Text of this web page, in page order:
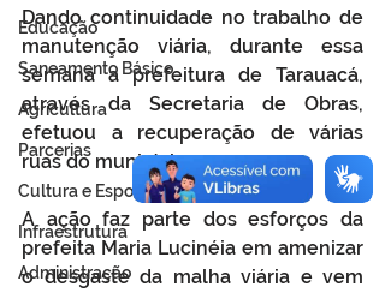
Educação
Saneamento Básico
Agricultura
Parcerias
Cultura e Esporte
Infraestrutura
Administração
Dando continuidade no trabalho de
manutenção viária, durante essa
semana a prefeitura de Tarauacá,
através da Secretaria de Obras,
efetuou a recuperação de várias
ruas do município.
A ação faz parte dos esforços da
prefeita Maria Lucinéia em amenizar
o desgaste da malha viária e vem